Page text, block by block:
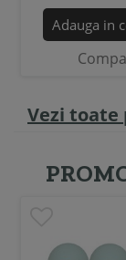
Adauga in
Vezi toate